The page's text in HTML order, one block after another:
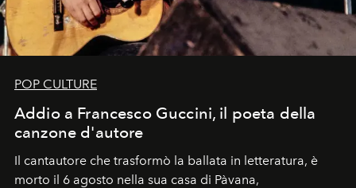
POP CULTURE
Addio a Francesco Guccini, il poeta della
canzone d'autore
Il cantautore che trasformò la ballata in letteratura, è
morto il 6 agosto nella sua casa di Pàvana,